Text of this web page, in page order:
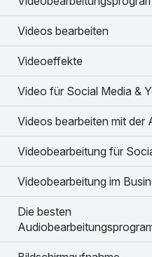
Videos bearbeiten
Videoeffekte
Video für Social Media &
Videos bearbeiten mit der
Videobearbeitung für
Videobearbeitung im
Die besten